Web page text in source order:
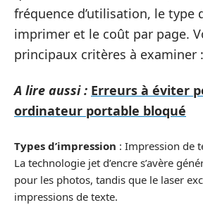
fréquence d’utilisation, le type
imprimer et le coût par page.
principaux critères à examiner :
A lire aussi : Erreurs à éviter
ordinateur portable bloqué
Types d’impression : Impression de
La technologie jet d’encre s’avère
pour les photos, tandis que le laser
impressions de texte.